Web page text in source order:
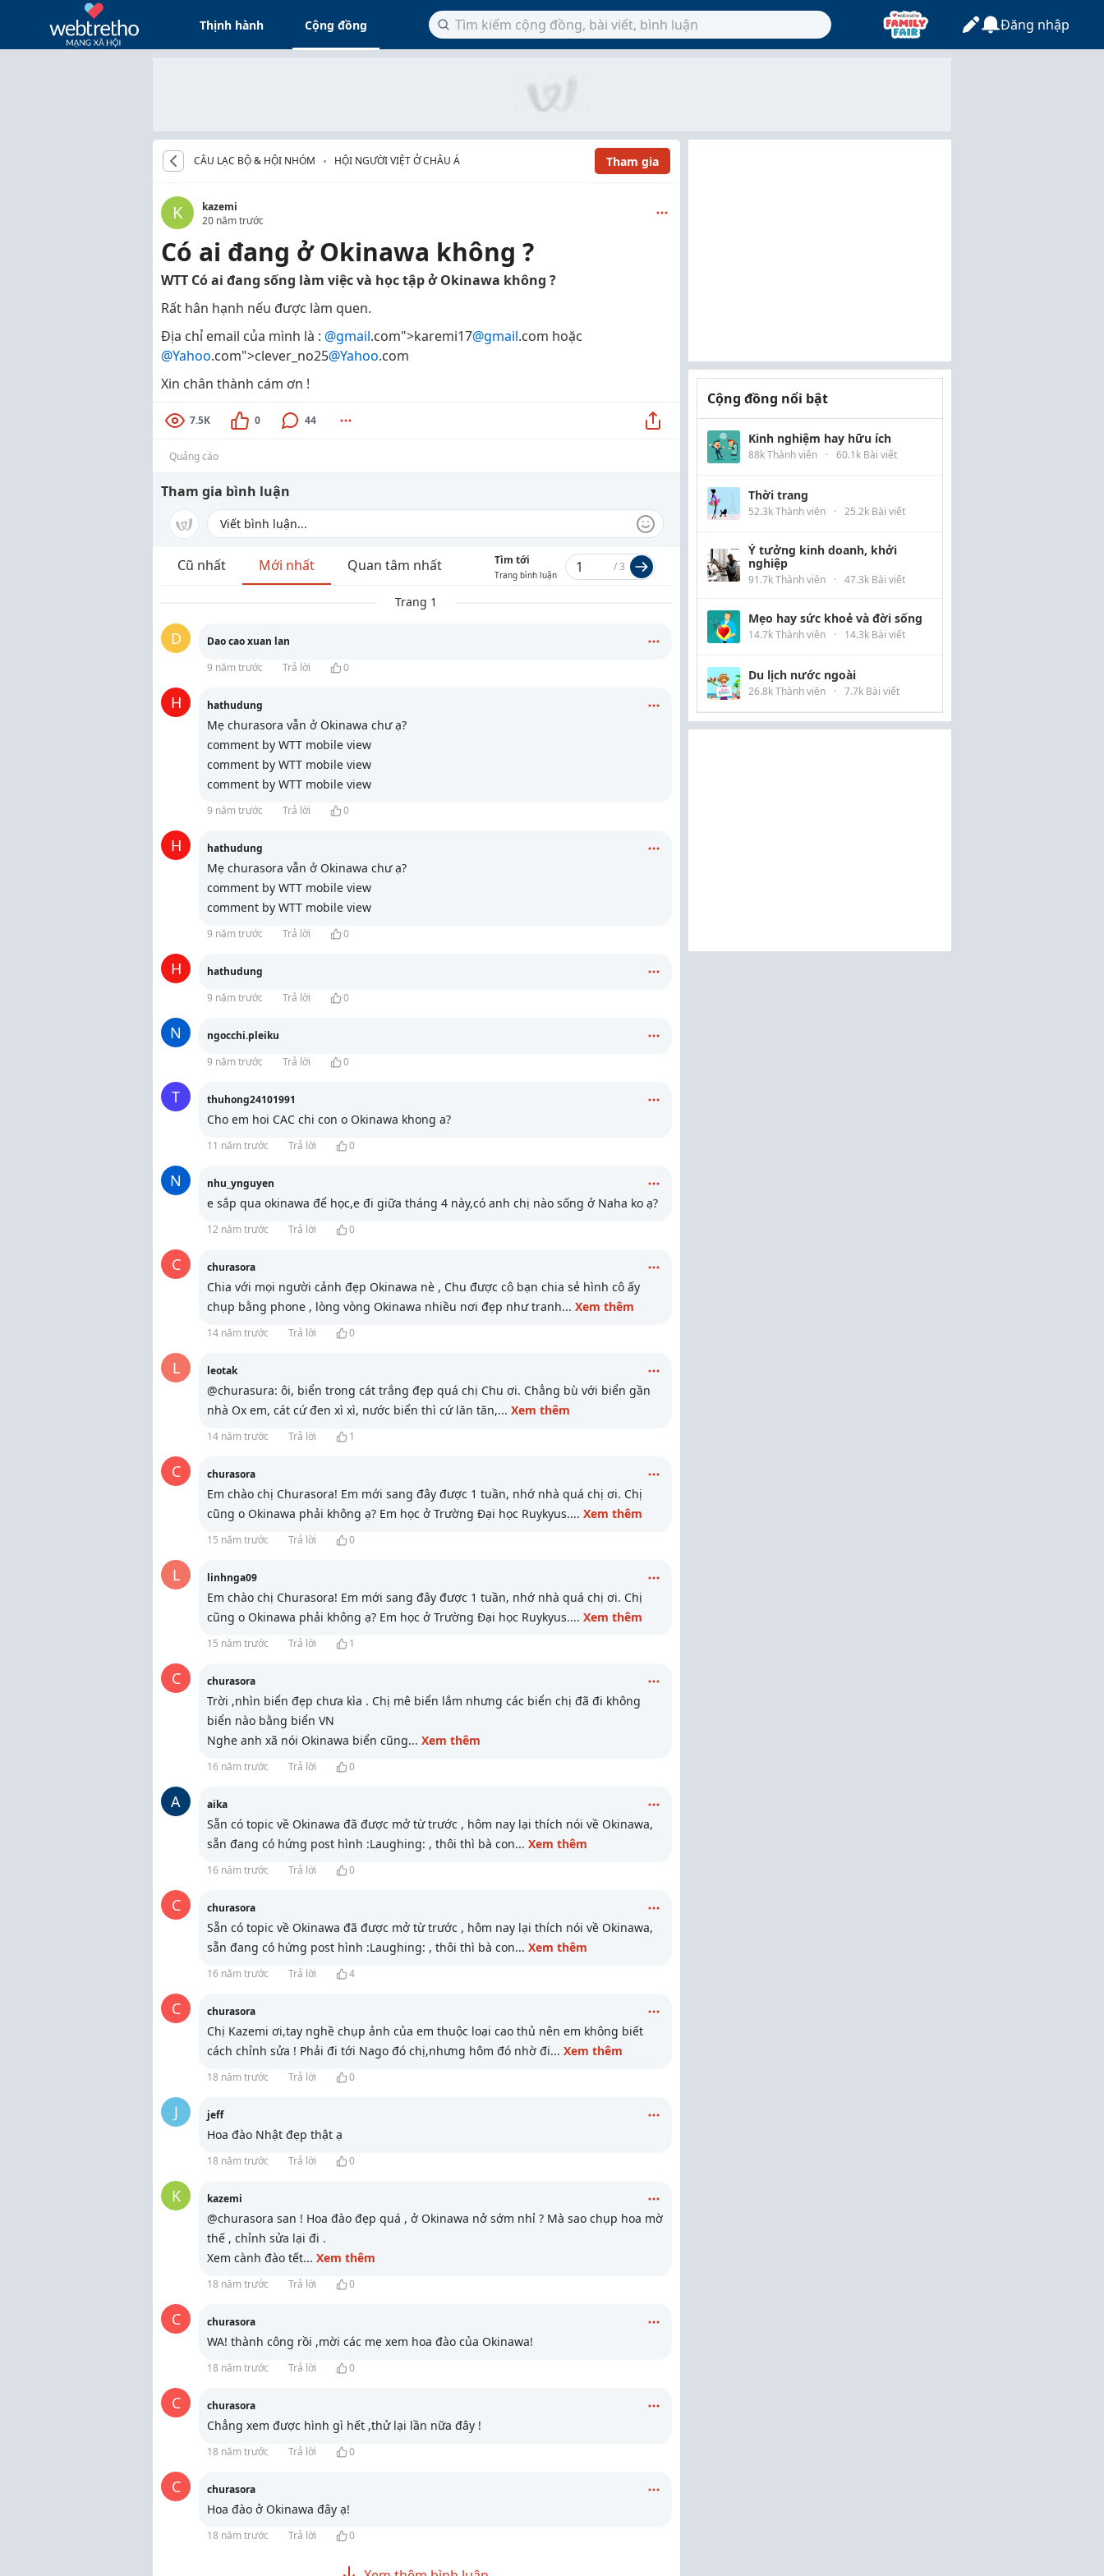
Thịnh hành Cộng đồng Đăng nhập
CÂU LẠC BỘ & HỘI NHÓM HỘI NGƯỜI VIỆT Ở CHÂU Á Tham gia
K
kazemi
20 năm trước
Có ai đang ở Okinawa không ?
WTT Có ai đang sống làm việc và học tập ở Okinawa không ?
Rất hân hạnh nếu được làm quen.
Địa chỉ email của mình là : @gmail.com">karemi17@gmail.com hoặc
@Yahoo.com">clever_no25@Yahoo.com
Xin chân thành cám ơn !
7.5K 0 44
Quảng cáo
Tham gia bình luận
Cũ nhất Mới nhất Quan tâm nhất Tìm tới
Trang bình luận
/3
Trang 1
D
Dao cao xuan lan
9 năm trước
Trả lời 0
H hathudung
Mẹ churasora vẫn ở Okinawa chư ạ?
comment by WTT mobile view
comment by WTT mobile view
comment by WTT mobile view
9 năm trước Trả lời 0
H hathudung
Mẹ churasora vẫn ở Okinawa chư ạ?
comment by WTT mobile view
comment by WTT mobile view
9 năm trước Trả lời 0
H
hathudung
9 năm trước
Trả lời 0
N
ngocchi.pleiku
9 năm trước
Trả lời 0
T thuhong24101991
Cho em hoi CAC chi con o Okinawa khong a?
11 năm trước Trả lời 0
N nhu_ynguyen
e sắp qua okinawa để học,e đi giữa tháng 4 này,có anh chị nào sống ở Naha ko ạ?
12 năm trước Trả lời 0
C churasora
Chia với mọi người cảnh đẹp Okinawa nè , Chu được cô bạn chia sẻ hình cô ấy
chụp bằng phone , lòng vòng Okinawa nhiều nơi đẹp như tranh... Xem thêm
14 năm trước Trả lời 0
L leotak
@churasura: ôi, biển trong cát trắng đẹp quá chị Chu ơi. Chẳng bù với biển gần
nhà Ox em, cát cứ đen xì xì, nước biển thì cứ lăn tăn,... Xem thêm
14 năm trước Trả lời 1
C churasora
Em chào chị Churasora! Em mới sang đây được 1 tuần, nhớ nhà quá chị ơi. Chị
cũng o Okinawa phải không ạ? Em học ở Trường Đại học Ruykyus.... Xem thêm
15 năm trước Trả lời 0
L linhnga09
Em chào chị Churasora! Em mới sang đây được 1 tuần, nhớ nhà quá chị ơi. Chị
cũng o Okinawa phải không ạ? Em học ở Trường Đại học Ruykyus.... Xem thêm
15 năm trước Trả lời 1
C churasora
Trời ,nhìn biển đẹp chưa kìa . Chị mê biển lắm nhưng các biển chị đã đi không
biển nào bằng biển VN
Nghe anh xã nói Okinawa biển cũng... Xem thêm
16 năm trước Trả lời 0
A aika
Sẵn có topic về Okinawa đã được mở từ trước , hôm nay lại thích nói về Okinawa,
sẵn đang có hứng post hình :Laughing: , thôi thì bà con... Xem thêm
16 năm trước Trả lời 0
C churasora
Sẵn có topic về Okinawa đã được mở từ trước , hôm nay lại thích nói về Okinawa,
sẵn đang có hứng post hình :Laughing: , thôi thì bà con... Xem thêm
16 năm trước Trả lời 4
C churasora
Chị Kazemi ơi,tay nghề chụp ảnh của em thuộc loại cao thủ nên em không biết
cách chỉnh sửa ! Phải đi tới Nago đó chị,nhưng hôm đó nhờ đi... Xem thêm
18 năm trước Trả lời 0
J jeff
Hoa đào Nhật đẹp thật ạ
18 năm trước Trả lời 0
K kazemi
@churasora san ! Hoa đào đẹp quá , ở Okinawa nở sớm nhỉ ? Mà sao chụp hoa mờ
thế , chỉnh sửa lại đi .
Xem cành đào tết... Xem thêm
18 năm trước Trả lời 0
C churasora
WA! thành công rồi ,mời các mẹ xem hoa đào của Okinawa!
18 năm trước Trả lời 0
C churasora
Chẳng xem được hình gì hết ,thử lại lần nữa đây !
18 năm trước Trả lời 0
C churasora
Hoa đào ở Okinawa đây ạ!
18 năm trước Trả lời 0
Cộng đồng nổi bật
Kinh nghiệm hay hữu ích
88k Thành viên · 60.1k Bài viết
Thời trang
52.3k Thành viên · 25.2k Bài viết
Ý tưởng kinh doanh, khởi
nghiệp
91.7k Thành viên · 47.3k Bài viết
Mẹo hay sức khoẻ và đời sống
14.7k Thành viên · 14.3k Bài viết
Du lịch nước ngoài
26.8k Thành viên · 7.7k Bài viết